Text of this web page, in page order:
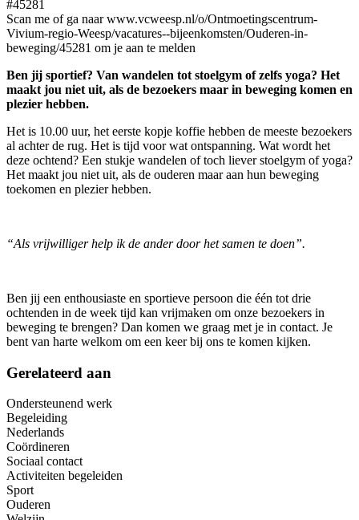
#45281
Scan me of ga naar www.vcweesp.nl/o/Ontmoetingscentrum-
Vivium-regio-Weesp/vacatures--bijeenkomsten/Ouderen-in-
beweging/45281 om je aan te melden
Ben jij sportief? Van wandelen tot stoelgym of zelfs yoga? Het
maakt jou niet uit, als de bezoekers maar in beweging komen en
plezier hebben.
Het is 10.00 uur, het eerste kopje koffie hebben de meeste bezoekers
al achter de rug. Het is tijd voor wat ontspanning. Wat wordt het
deze ochtend? Een stukje wandelen of toch liever stoelgym of yoga?
Het maakt jou niet uit, als de ouderen maar aan hun beweging
toekomen en plezier hebben.
“Als vrijwilliger help ik de ander door het samen te doen”.
Ben jij een enthousiaste en sportieve persoon die één tot drie
ochtenden in de week tijd kan vrijmaken om onze bezoekers in
beweging te brengen? Dan komen we graag met je in contact. Je
bent van harte welkom om een keer bij ons te komen kijken.
Gerelateerd aan
Ondersteunend werk
Begeleiding
Nederlands
Coördineren
Sociaal contact
Activiteiten begeleiden
Sport
Ouderen